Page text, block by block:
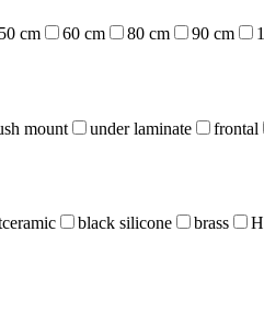
50 cm 60 cm 80 cm 90 cm
mount under laminate frontal
black silicone brass